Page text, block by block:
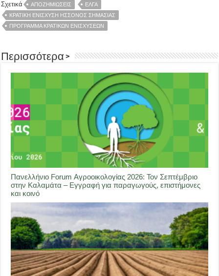
Σχετικά ΑΠΟΖΗΜΙΏΣΕΙΣ
ΕΛΓΑ
ΚΡΑΤΙΚΗ ΕΝΙΣΧΥΣΗ ΗΣΣΟΝΟΣ ΣΗΜΑΣΙΑΣ
ΠΡΟΓΡΑΜΜΑ ΚΡΑΤΙΚΩΝ ΕΝΙΣΧΥΣΕΩΝ
Περισσότερα >
Πανελλήνιο Forum Αγροοικολογίας 2026: Τον Σεπτέμβριο
στην Καλαμάτα – Εγγραφή για παραγωγούς, επιστήμονες
και κοινό